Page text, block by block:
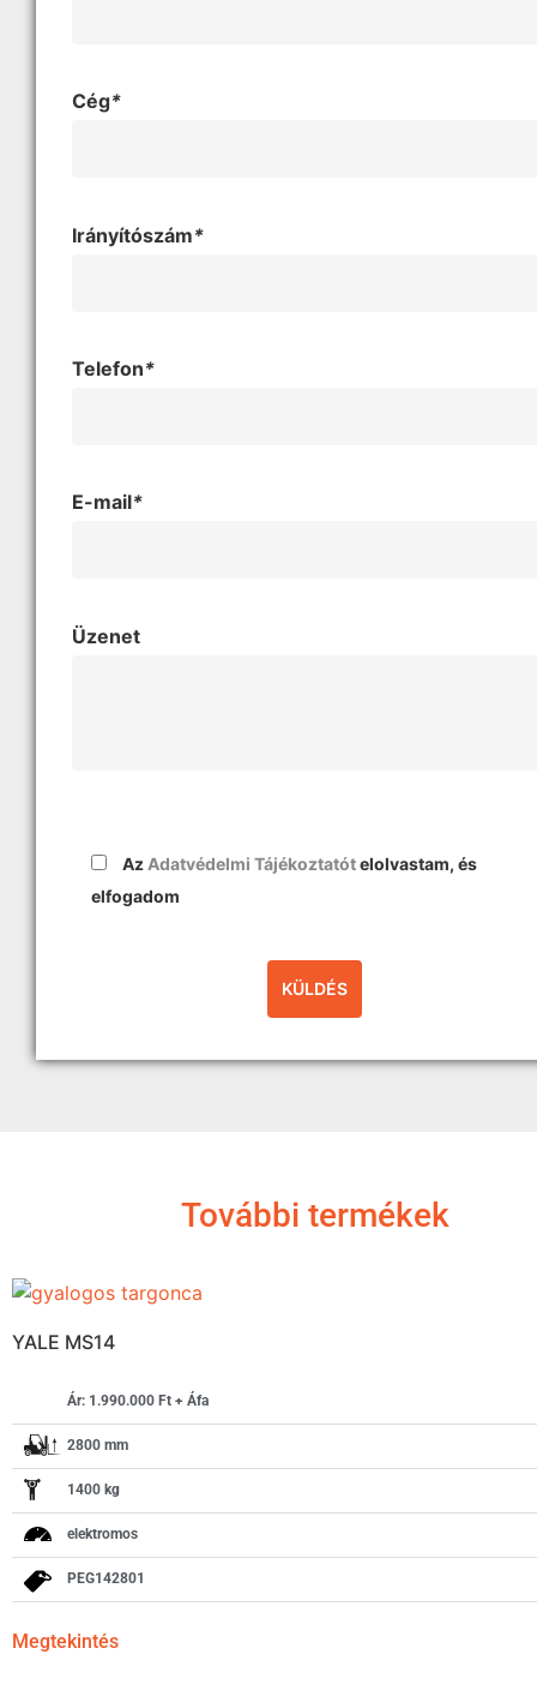
Cég*
Irányítószám*
Telefon*
E-mail*
Üzenet
Az Adatvédelmi Tájékoztatótelolvastam, és
elfogadom
További termékek
YALE MS14
Ár: 1.990.000 Ft + Áfa
2800 mm
1400 kg
elektromos
PEG142801
Megtekintés